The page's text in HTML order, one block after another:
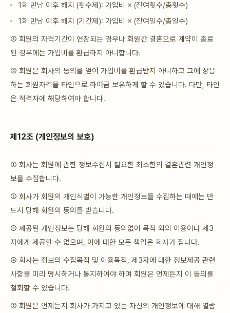
1회 만남 이후 해지 (횟수제): 가입비 × (잔여횟수/총횟수)
1회 만남 이후 해지 (기간제): 가입비 × (잔여일수/총일수)
③ 회원의 자격기간이 연장되는 경우나 회원간 결혼으로 계약이 종료
된 경우에는 가입비를 환급하지 아니합니다.
④ 회원은 회사의 동의를 얻어 가입비를 환급받지 아니하고 그에 상응
하는 회원자격을 타인으로 하여금 보유하게 할 수 있습니다. 다만, 타인
은 적격자에 해당하여야 합니다.
제12조 (개인정보의 보호)
① 회사는 회원에 관한 정보수집시 필요한 최소한의 결혼관련 개인정
보를 수집합니다.
② 회사가 회원의 개인식별이 가능한 개인정보를 수집하는 때에는 반
드시 당해 회원의 동의를 받습니다.
③ 제공된 개인정보는 당해 회원의 동의없이 목적 외의 이용이나 제3
자에게 제공할 수 없으며, 이에 대한 모든 책임은 회사가 집니다.
④ 회사는 정보의 수집목적 및 이용목적, 제3자에 대한 정보제공 관련
사항을 미리 명시하거나 통지하여야 하며 회원은 언제든지 이 동의를
철회할 수 있습니다.
⑤ 회원은 언제든지 회사가 가지고 있는 자신의 개인정보에 대해 열람